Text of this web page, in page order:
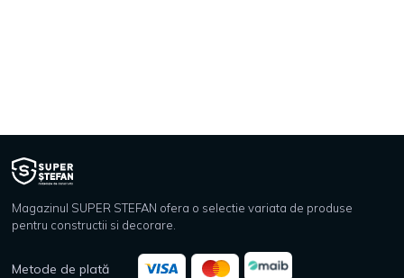
Magazinul SUPER STEFAN ofera o selectie variata de produse
pentru constructii si decorare.
Metode de plată